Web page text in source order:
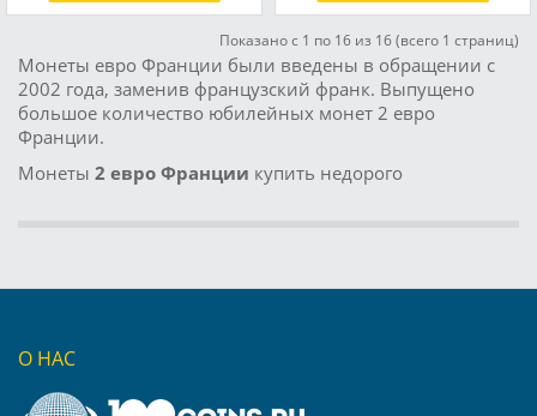
Показано с 1 по 16 из 16 (всего 1 страниц)
Монеты евро Франции были введены в обращении с
2002 года, заменив французский франк. Выпущено
большое количество юбилейных монет 2 евро
Франции.
Монеты 2 евро Франции купить недорого
О НАС